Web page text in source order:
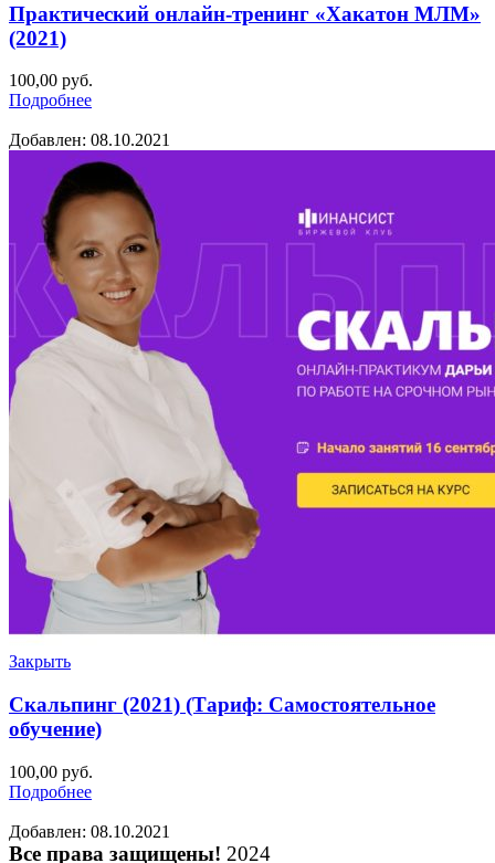
Практический онлайн-тренинг «Хакатон МЛМ»
(2021)
100,00 руб.
Подробнее
Добавлен: 08.10.2021
Закрыть
Скальпинг (2021) (Тариф: Самостоятельное
обучение)
100,00 руб.
Подробнее
Добавлен: 08.10.2021
Все права защищены! 2024